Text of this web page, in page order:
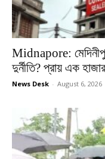
Midnapore:
দুর্নীতি? প্রায় এক হাজার
News Desk - August 6, 2026